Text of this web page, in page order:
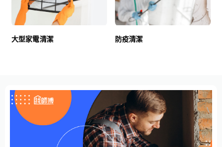
大型家電清潔 防疫清潔